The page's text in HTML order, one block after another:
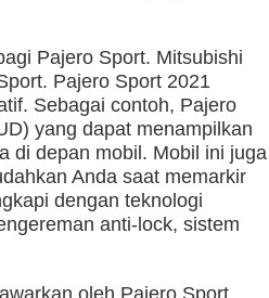
Pajero Sport. Mitsubishi
Pajero Sport 2021
Sebagai contoh, Pajero
yang dapat menampilkan
di depan mobil. Mobil ini juga
Anda saat memarkir
dengan teknologi
anti-lock, sistem
oleh Pajero Sport